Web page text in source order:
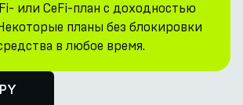
или CeFi-план с доходностью
планы без блокировки
в любое время.